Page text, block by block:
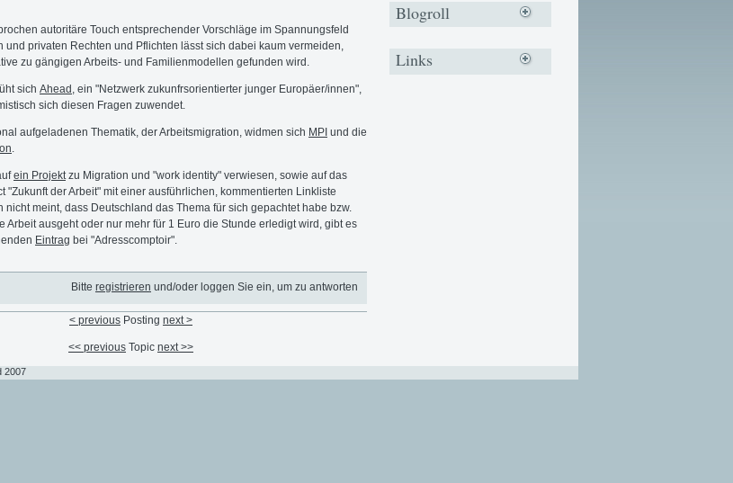
autoritäre Touch entsprechender Vorschläge im Spannungsfeld
und privaten Rechten und Pflichten lässt sich dabei kaum vermeiden,
zu gängigen Arbeits- und Familienmodellen gefunden wird.
sich Ahead , ein "Netzwerk zukunfrsorientierter junger Europäer/innen",
sich diesen Fragen zuwendet.
aufgeladenen Thematik, der Arbeitsmigration, widmen sich MPI und die
ein Projekt zu Migration und "work identity" verwiesen, sowie auf das
"Zukunft der Arbeit" mit einer ausführlichen, kommentierten Linkliste
nicht meint, dass Deutschland das Thema für sich gepachtet habe bzw.
Arbeit ausgeht oder nur mehr für 1 Euro die Stunde erledigt wird, gibt es
Eintrag bei "Adresscomptoir".
Bitte registrieren und/oder loggen Sie ein, um zu antworten
< previous Posting next >
<< previous Topic next >>
Blogroll
Links
2007